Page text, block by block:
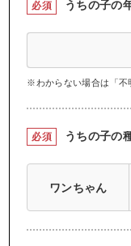
必須 うちの子の
※わからない場合は「不
必須 うちの子の
ワンちゃん